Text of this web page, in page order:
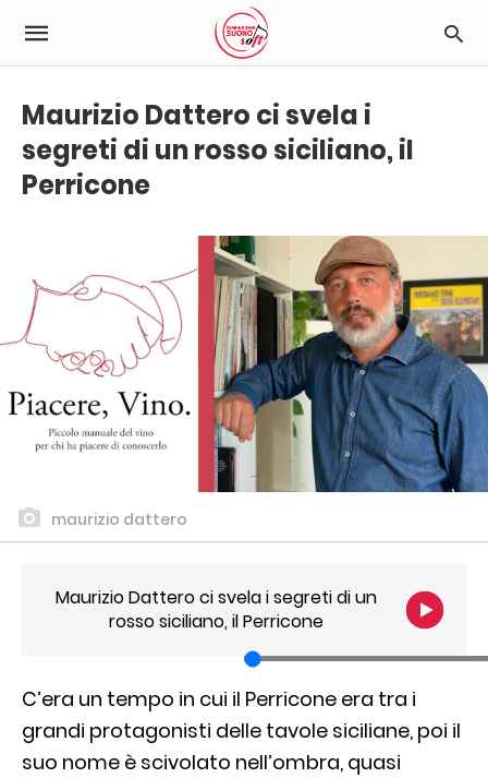
Maurizio Dattero ci svela i
segreti di un rosso siciliano, il
Perricone
maurizio dattero
Maurizio Dattero ci svela i segreti di un
rosso siciliano, il Perricone
C’era un tempo in cui il Perricone era tra i
grandi protagonisti delle tavole siciliane, poi il
suo nome è scivolato nell’ombra, quasi